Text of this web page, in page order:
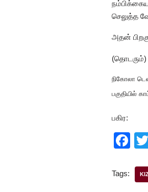
செலுத்த
அதன்
(தொடரும்)
நிகோலா
பகுதியில்
பகிர:
F
c
Tags: